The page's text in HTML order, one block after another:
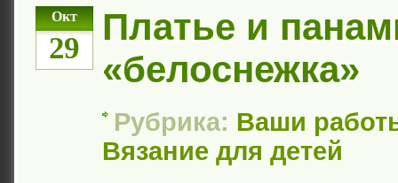
Окт
29
Платье и
«белоснежка»
Рубрика: Ваши
Вязание для детей